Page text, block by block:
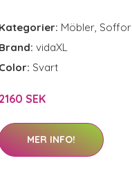
Kategorier: Möbler, Soffor
Brand: vidaXL
Color: Svart
2160 SEK
MER INFO!